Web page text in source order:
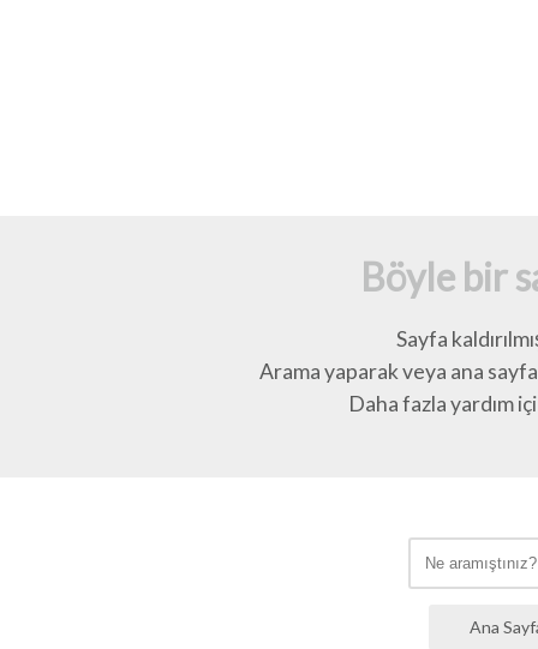
Böyle bir
Sayfa
Arama yaparak veya ana
Daha fazla yardım
Ana